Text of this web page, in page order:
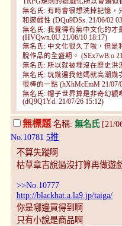
無名氏: 有時會很想洗掉記憶，
和遊戲性 (DQu9DSs. 21/06/02
無名氏: 我覺得有無中文化的才
(HVQwn.0U 21/06/10 18:17)
無名氏: 中文化很久了啦，但是
脫作品的全盛期。 (SEx7wB.o
無名氏: 所以就被埋沒在歷史洪
無名氏: 玩幾遍我他媽就高潮幾
很棒的一點 (hXhMcEmM 21/07/
無名氏: 帽子世界算是非奇幻觀
(dQ9Q1Yd. 21/07/26 15:12)
無標題名稱: 無名氏[21/
No.10781 5推
不算失蹤啊
枯草章吉說過沒打算再做遊
>>No.10777
http://blackhat.a.la9.jp/taiga/
你是哪邊買得到啊
只有小說是商品啊